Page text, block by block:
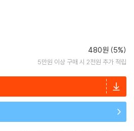
480원 (5%)
5만원 이상 구매 시 2천원 추가 적립